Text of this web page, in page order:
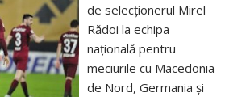
de selecționerul Mirel
Rădoi la echipa
națională pentru
meciurile cu Macedonia
de Nord, Germania și